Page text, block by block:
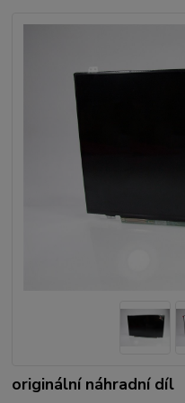
originální náhradní díl